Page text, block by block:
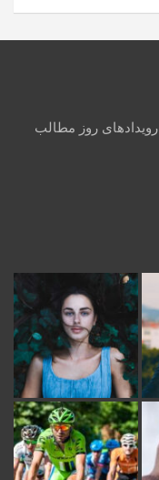
روز مطالب